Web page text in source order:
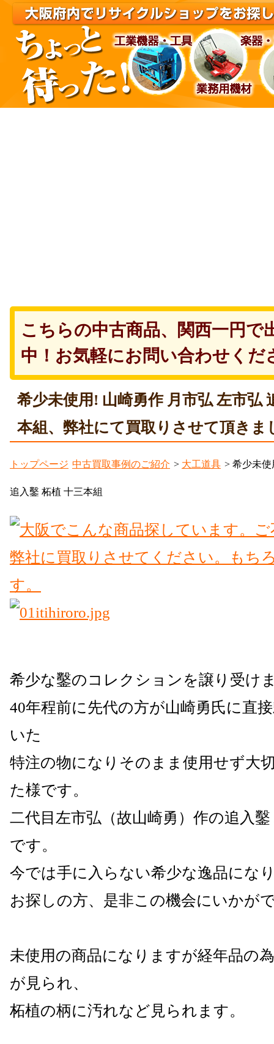
こちらの中古商品、関西一円で
中！お気軽にお問い合わせくだ
希少未使用! 山崎勇作 月市弘 左市弘
本組、弊社にて買取りさせて頂きま
トップページ 中古買取事例のご紹介 > 大工道具 > 希少未
追入鑿 柘植 十三本組
希少な鑿のコレクションを譲り受け
40年程前に先代の方が山崎勇氏に直
いた
特注の物になりそのまま使用せず大
た様です。
二代目左市弘（故山崎勇）作の追入
です。
今では手に入らない希少な逸品にな
お探しの方、是非この機会にいかが
未使用の商品になりますが経年品の
が見られ、
柘植の柄に汚れなど見られます。